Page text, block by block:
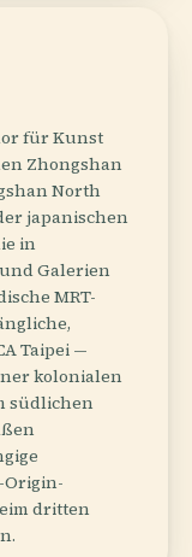
für Kunst
Zhongshan
North
japanischen
in
Galerien
MRT-
Taipei —
kolonialen
südlichen
Origin-
dritten